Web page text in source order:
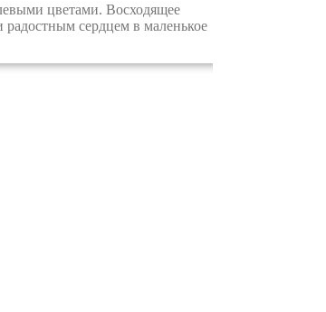
цветами. Восходящее
радостным сердцем в маленькое